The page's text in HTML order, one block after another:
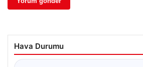
Hava Durumu